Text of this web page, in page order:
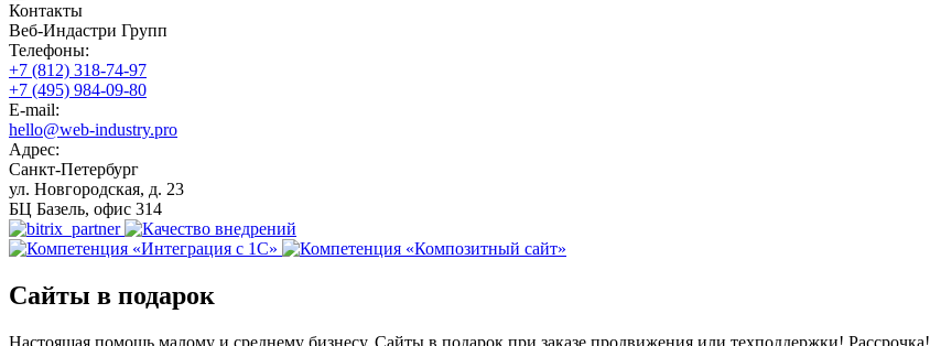
Контакты
Веб-Индастри Групп
Телефоны:
+7 (812) 318-74-97
+7 (495) 984-09-80
E-mail:
hello@web-industry.pro
Адрес:
Санкт-Петербург
ул. Новгородская, д. 23
БЦ Базель, офис 314
Сайты в подарок